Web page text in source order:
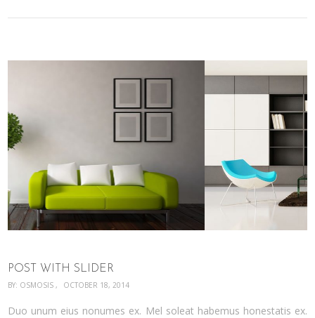
POST WITH SLIDER
BY: OSMOSIS OCTOBER 18, 2014
Duo unum eius nonumes ex. Mel soleat habemus honestatis ex.